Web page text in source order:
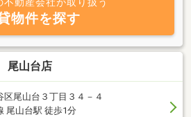
感、室内の細部に至るまで、入念に取材
門だからこそ、徹底的にこだわった価値
す。【オーナー様へ】東北沢駅の不動産
募集をはじめ、リフォームの提案、管
新手続き、売買、不動産調査、不動産投
フットワーク軽く動くことが出来ます。
ましたらお気軽にお問合せ下さい。
物件を探す
尾山台店
区尾山台３丁目３４－４
尾山台駅 徒歩1分